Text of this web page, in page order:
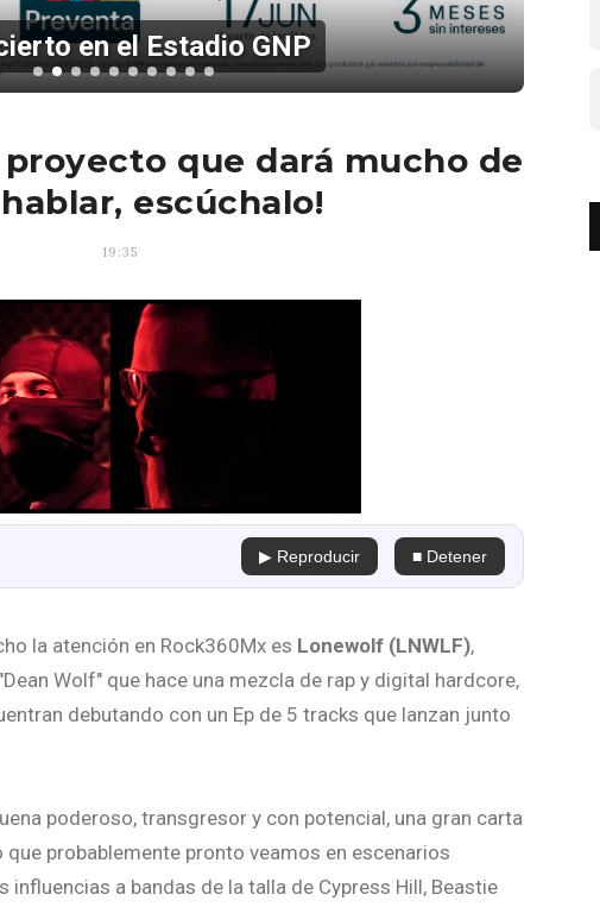
el Estadio GNP Listo el
que dará mucho de
escúchalo!
19:35
▶ Reproducir ■ Detener
la atención en Rock360Mx es Lonewolf (LNWLF),
Wolf" que hace una mezcla de rap y digital hardcore,
debutando con un Ep de 5 tracks que lanzan junto
poderoso, transgresor y con potencial, una gran carta
probablemente pronto veamos en escenarios
a bandas de la talla de Cypress Hill, Beastie